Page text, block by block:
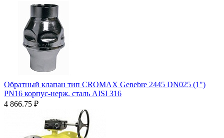
Обратный клапан тип CROMAX Genebre 2445 DN025 (1")
PN16 корпус-нерж. сталь AISI 316
4 866.75 ₽